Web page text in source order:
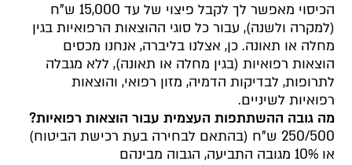
הכיסוי מאפשר לך לקבל פיצוי של עד 15,000 ש"ח
(למקרה ולשנה), עבור כל סוגי ההוצאות הרפואיות בגין
מחלה או תאונה. כן, אצלנו בליברה, אנחנו מכסים
הוצאות רפואיות (בגין מחלה או תאונה), ללא מגבלה
לתרופות, לבדיקות הדמיה, מזון רפואי, והוצאות
רפואיות לשיניים.
מה גובה ההשתתפות העצמית עבור הוצאות רפואיות?
250/500 ש"ח (בהתאם לבחירה בעת רכישת הביטוח)
או 10% מגובה התביעה, הגבוה מבינהם